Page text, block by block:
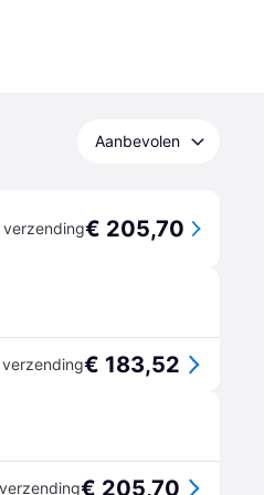
Aanbevolen
€ 205,70
€ 183,52
€ 205,70